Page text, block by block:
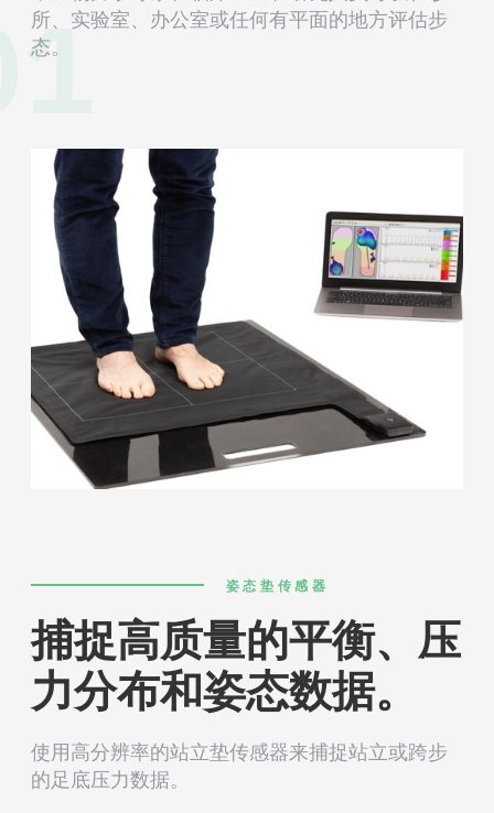
所、实验室、办公室或任何有平面的地方评估步
态。
姿态垫传感器
捕捉高质量的平衡、压
力分布和姿态数据。
使用高分辨率的站立垫传感器来捕捉站立或跨步
的足底压力数据。